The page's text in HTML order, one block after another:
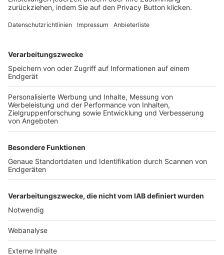
FOLGE DEM BFV
TOP-VEREINE
TOP-PARTNER
Nutzungsbedingungen Datenschutz Impressum